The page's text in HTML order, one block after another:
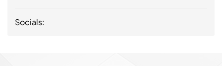
Socials: